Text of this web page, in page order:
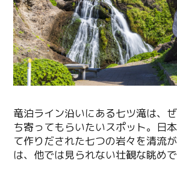
竜泊ライン沿いにある七ツ滝は、
ち寄ってもらいたいスポット。日
て作りだされた七つの岩々を清流
は、他では見られない壮観な眺めで